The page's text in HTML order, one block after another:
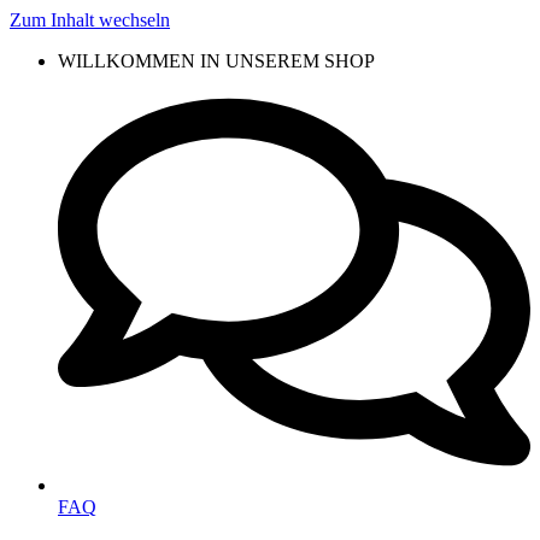
Zum Inhalt wechseln
WILLKOMMEN IN UNSEREM SHOP
FAQ